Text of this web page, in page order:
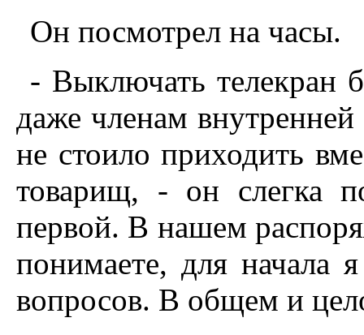
Он посмотрел на часы.
- Выключать телекран
даже членам
не стоило приходить
товарищ, - он слегка
первой. В нашем
понимаете, для начала
вопросов. В общем и